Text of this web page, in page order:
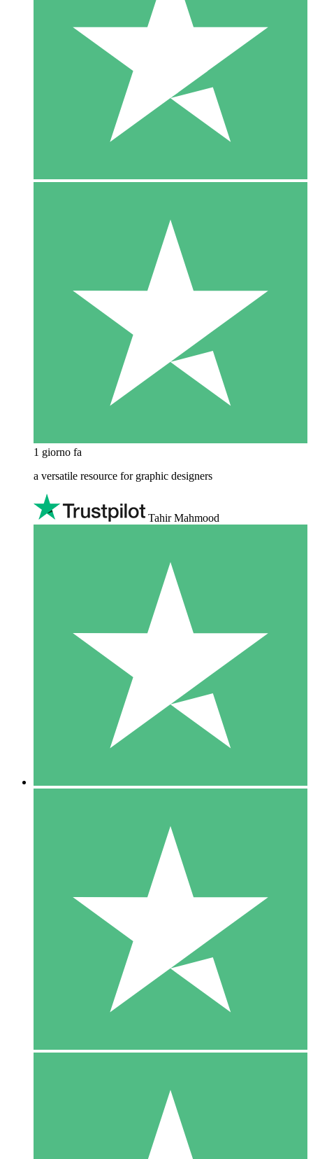
1 giorno fa
a versatile resource for graphic designers
Tahir Mahmood